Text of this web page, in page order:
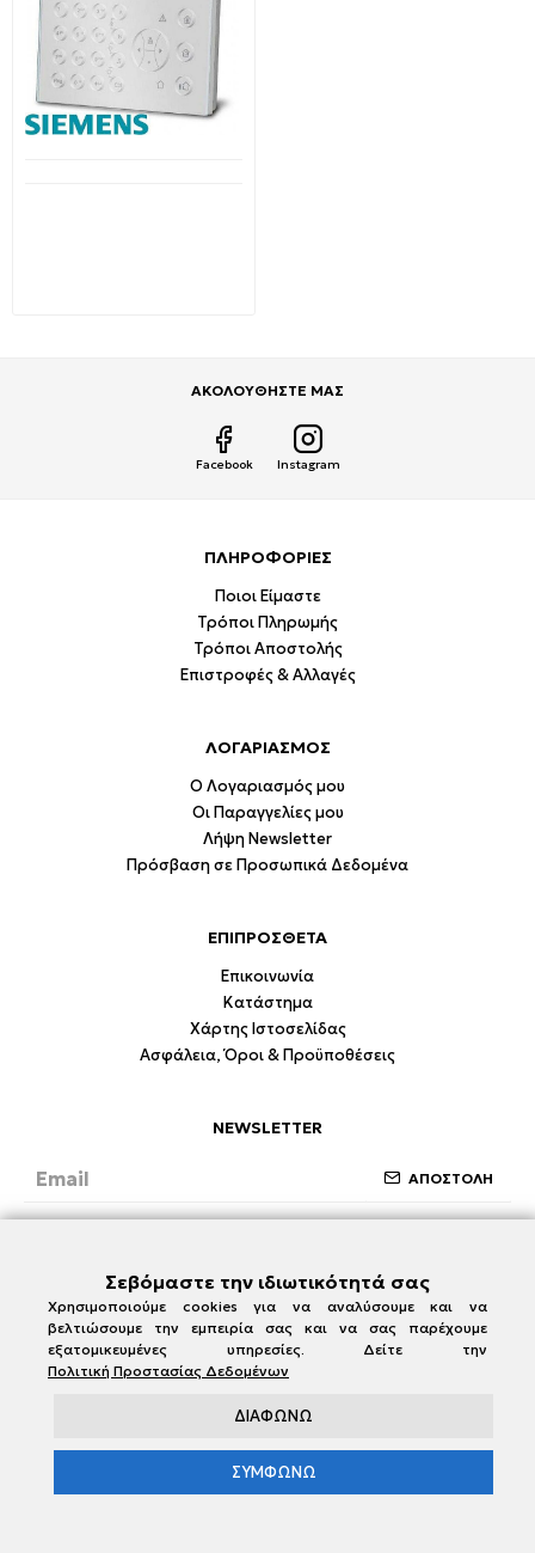
ΑΚΟΛΟΥΘΗΣΤΕ ΜΑΣ
Facebook Instagram
ΠΛΗΡΟΦΟΡΙΕΣ
Ποιοι Είμαστε
Τρόποι Πληρωμής
Τρόποι Αποστολής
Επιστροφές & Αλλαγές
ΛΟΓΑΡΙΑΣΜΟΣ
Ο Λογαριασμός μου
Οι Παραγγελίες μου
Λήψη Newsletter
Πρόσβαση σε Προσωπικά Δεδομένα
ΕΠΙΠΡΟΣΘΕΤΑ
Επικοινωνία
Κατάστημα
Χάρτης Ιστοσελίδας
Ασφάλεια, Όροι & Προϋποθέσεις
NEWSLETTER
ΑΠΟΣΤΟΛΗ
e-damianakis.gr © 2026
Σεβόμαστε την ιδιωτικότητά σας
Χρησιμοποιούμε cookies για να αναλύσουμε και να
βελτιώσουμε την εμπειρία σας και να σας παρέχουμε
εξατομικευμένες υπηρεσίες. Δείτε την
Πολιτική Προστασίας Δεδομένων
ΔΙΑΦΩΝΩ
ΣΥΜΦΩΝΩ